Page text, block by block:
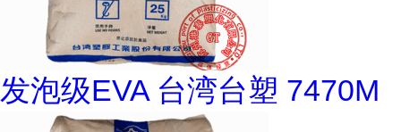
发泡级EVA 台湾台塑 7470M